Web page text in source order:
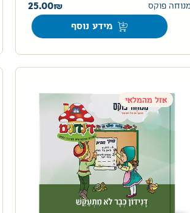
פוקס 25.00
מידע נוסף
אזל מהמלאי